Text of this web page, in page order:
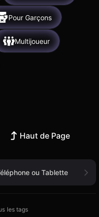
Pour Garçons
Multijoueur
Haut de Page
ou Tablette
les tags